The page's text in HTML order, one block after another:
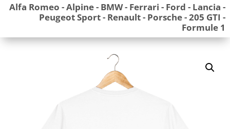
Alfa Romeo -Alpine- BMW- Ferrari - Ford - Lancia -
Peugeot Sport- Renault- Porsche-205 GTI -
Formule 1